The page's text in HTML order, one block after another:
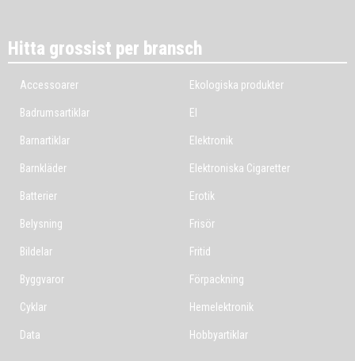
Hitta grossist per bransch
Accessoarer
Badrumsartiklar
Barnartiklar
Barnkläder
Batterier
Belysning
Bildelar
Byggvaror
Cyklar
Data
Ekologiska produkter
El
Elektronik
Elektroniska Cigaretter
Erotik
Frisör
Fritid
Förpackning
Hemelektronik
Hobbyartiklar